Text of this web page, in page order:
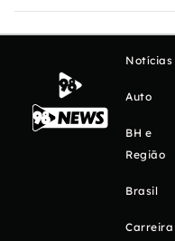
Notícias
Auto
BH e
Região
Brasil
Carreira